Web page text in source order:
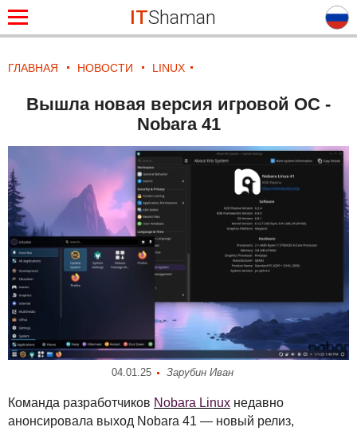
ITShaman
ГЛАВНАЯ НОВОСТИ LINUX
Вышла новая версия игровой ОС -
Nobara 41
04.01.25 Зарубин Иван
Команда разработчиков Nobara Linux недавно
анонсировала выход Nobara 41 — новый релиз,